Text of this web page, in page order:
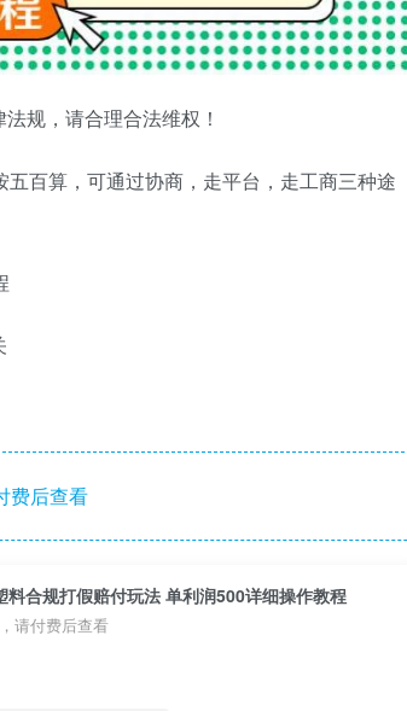
规，请合理合法维权！
百算，可通过协商，走平台，走工商三种途
费后查看
料合规打假赔付玩法 单利润500详细操作教程
请付费后查看